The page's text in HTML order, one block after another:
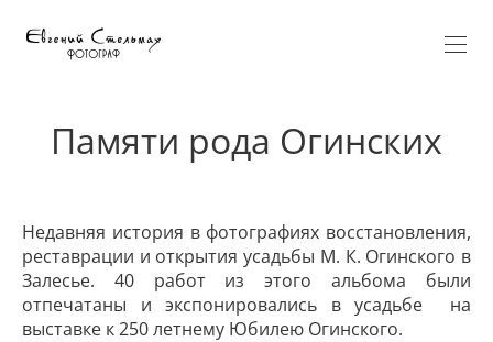
Памяти рода Огинских
Недавняя история в фотографиях восстановления,
реставрации и открытия усадьбы М. К. Огинского в
Залесье. 40 работ из этого альбома были
отпечатаны и экспонировались в усадьбе на
выставке к 250 летнему Юбилею Огинского.